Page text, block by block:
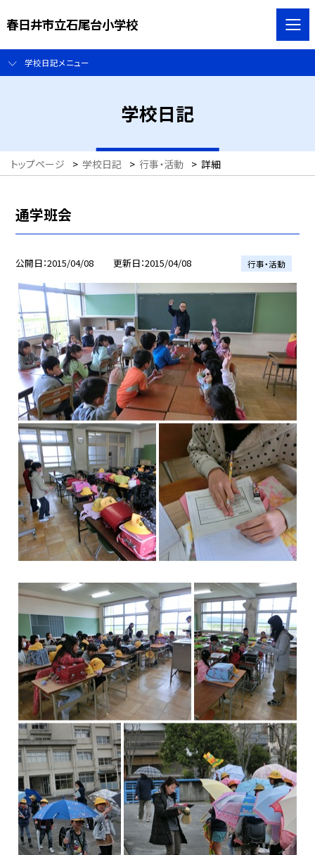
春日井市立石尾台小学校
学校日記メニュー
学校日記
トップページ > 学校日記 > 行事・活動 > 詳細
通学班会
公開日 2015/04/08 更新日 2015/04/08 行事・活動